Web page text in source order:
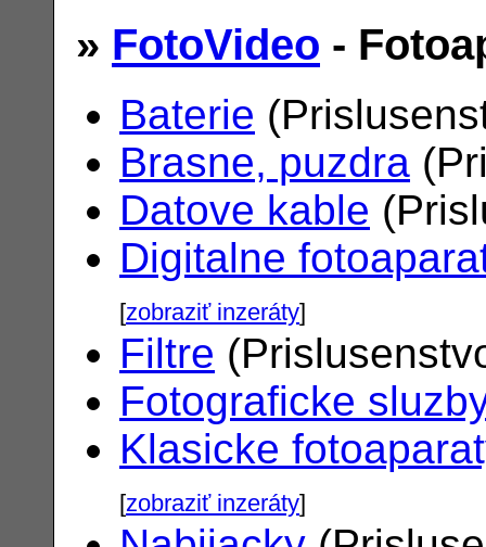
» FotoVideo -
Baterie
Brasne, puzdra
Datove kable
Digitalne
[zobraziť inzeráty]
Filtre
Fotograficke
Klasicke
[zobraziť inzeráty]